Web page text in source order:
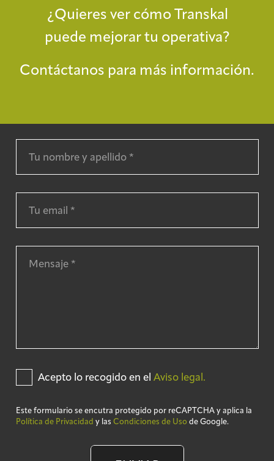
¿Quieres ver cómo Transkal
puede mejorar tu operativa?
Contáctanos para más información.
Acepto lo recogido en el Aviso legal.
Este formulario se encutra protegido por reCAPTCHA y aplica la
Política de Privacidad y las Condiciones de Uso de Google.